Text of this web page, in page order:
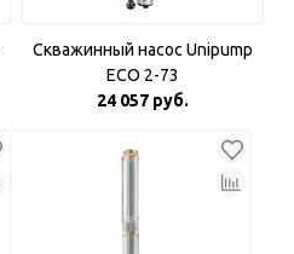
Скважинный насос Unipump
ECO 2-73
24 057 руб.